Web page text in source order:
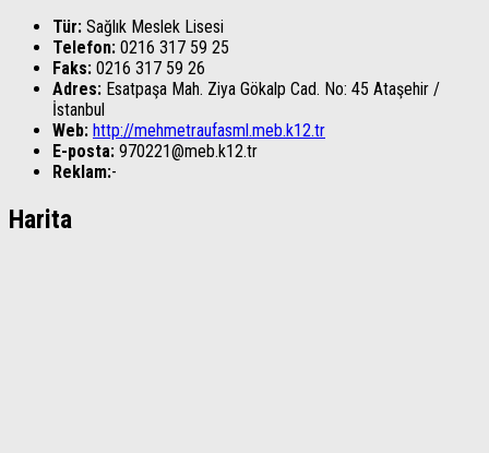
Tür: Sağlık Meslek Lisesi
Telefon: 0216 317 59 25
Faks: 0216 317 59 26
Adres: Esatpaşa Mah. Ziya Gökalp Cad. No: 45 Ataşehir /
İstanbul
Web: http://mehmetraufasml.meb.k12.tr
E-posta: 970221@meb.k12.tr
Reklam:-
Harita